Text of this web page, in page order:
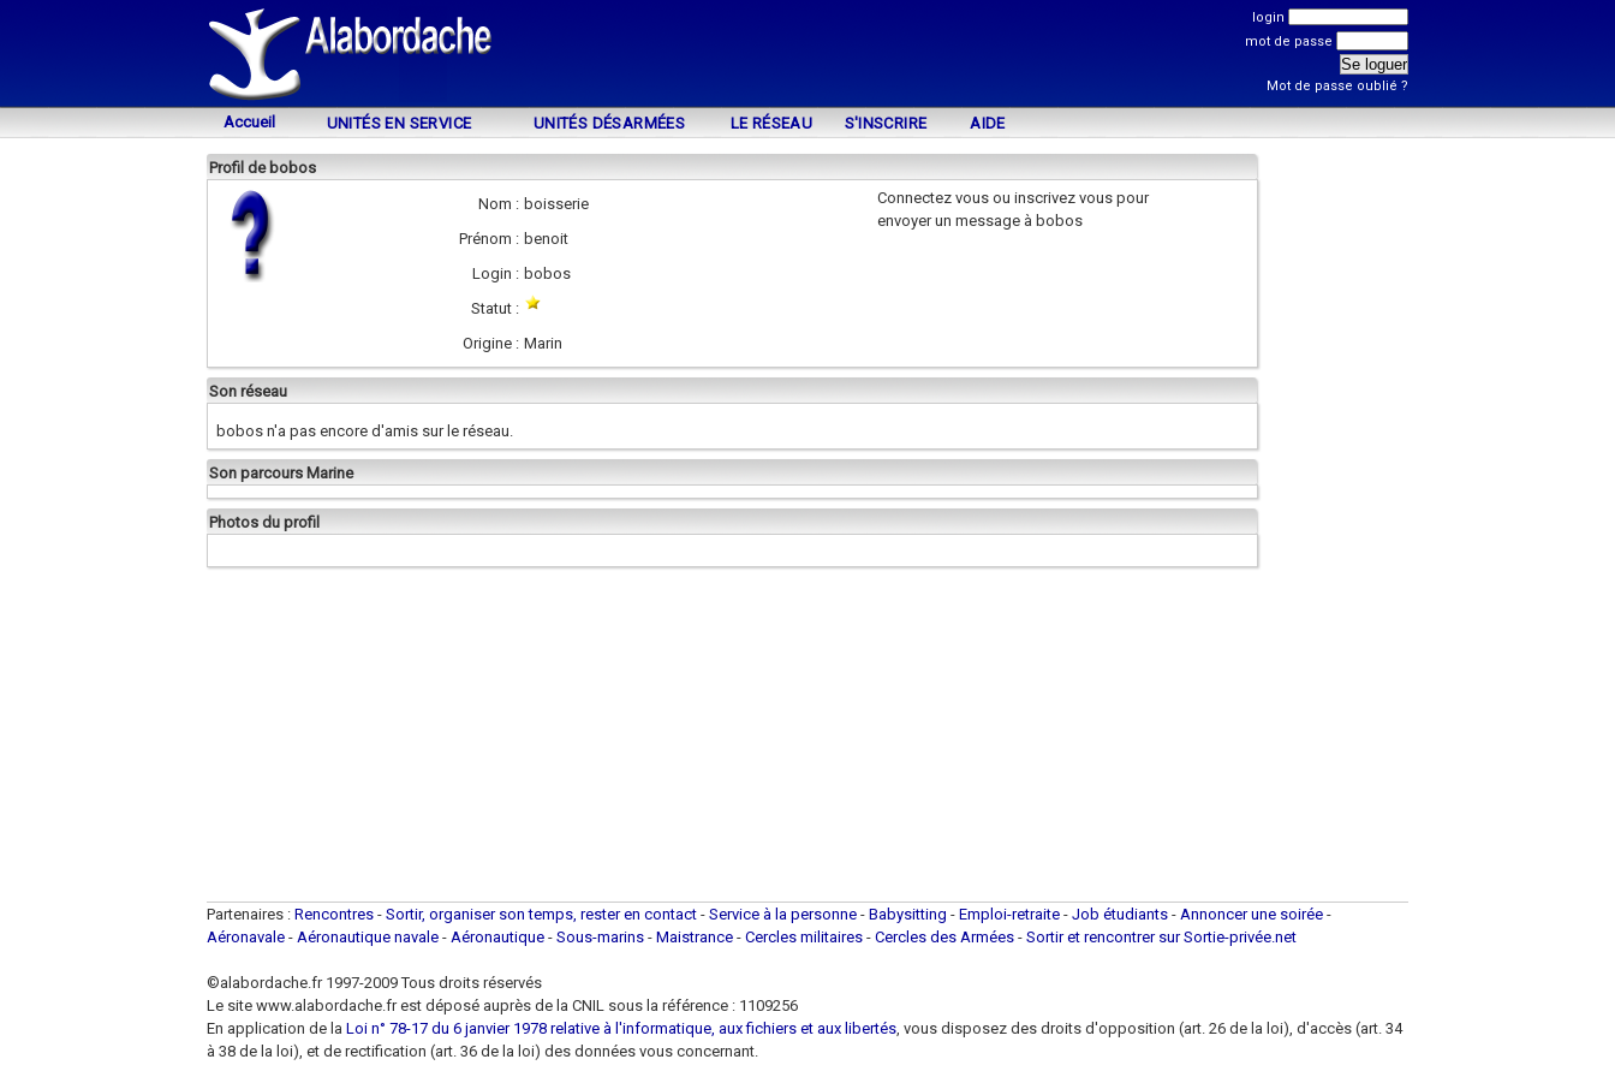
login
mot de passe
Mot de passe oublié ?
Accueil UNITÉS EN SERVICE UNITÉS DÉSARMÉES LE RÉSEAU S'INSCRIRE AIDE
Profil de bobos
Nom : boisserie
Prénom : benoit
Login : bobos
Statut :
Origine : Marin
Connectez vous ou inscrivez vous pour
envoyer un message à bobos
Son réseau
bobos n'a pas encore d'amis sur le réseau.
Son parcours Marine
Photos du profil
Partenaires : Rencontres - Sortir, organiser son temps, rester en contact - Service à la personne - Babysitting - Emploi-retraite - Job étudiants - Annoncer une soirée -
Aéronavale - Aéronautique navale - Aéronautique - Sous-marins - Maistrance - Cercles militaires - Cercles des Armées - Sortir et rencontrer sur Sortie-privée.net
©alabordache.fr 1997-2009 Tous droits réservés
Le site www.alabordache.fr est déposé auprès de la CNIL sous la référence : 1109256
En application de la Loi n° 78-17 du 6 janvier 1978 relative à l'informatique, aux fichiers et aux libertés, vous disposez des droits d'opposition (art. 26 de la loi), d'accès (art. 34
à 38 de la loi), et de rectification (art. 36 de la loi) des données vous concernant.